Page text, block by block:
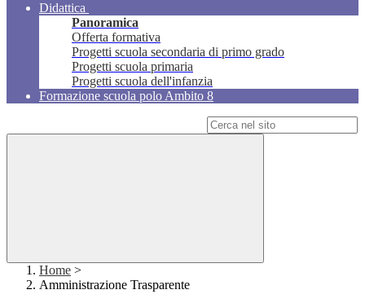
Didattica
Panoramica
Offerta formativa
Progetti scuola secondaria di primo grado
Progetti scuola primaria
Progetti scuola dell'infanzia
Formazione scuola polo Ambito 8
Home >
Amministrazione Trasparente